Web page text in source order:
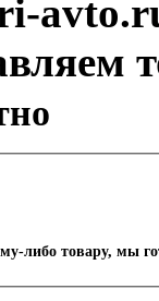
либо товару, мы